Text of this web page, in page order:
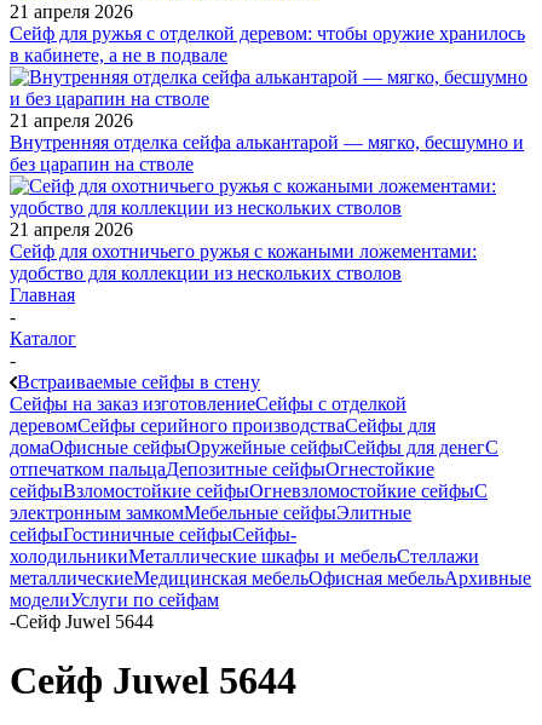
21 апреля 2026
Сейф для ружья с отделкой деревом: чтобы оружие хранилось
в кабинете, а не в подвале
21 апреля 2026
Внутренняя отделка сейфа алькантарой — мягко, бесшумно и
без царапин на стволе
21 апреля 2026
Сейф для охотничьего ружья с кожаными ложементами:
удобство для коллекции из нескольких стволов
Главная
-
Каталог
-
Встраиваемые сейфы в стену
Сейфы на заказ изготовлениеСейфы с отделкой
деревомСейфы серийного производстваСейфы для
домаОфисные сейфыОружейные сейфыСейфы для денегС
отпечатком пальцаДепозитные сейфыОгнестойкие
сейфыВзломостойкие сейфыОгневзломостойкие сейфыС
электронным замкомМебельные сейфыЭлитные
сейфыГостиничные сейфыСейфы-
холодильникиМеталлические шкафы и мебельСтеллажи
металлическиеМедицинская мебельОфисная мебельАрхивные
моделиУслуги по сейфам
-Сейф Juwel 5644
Сейф Juwel 5644